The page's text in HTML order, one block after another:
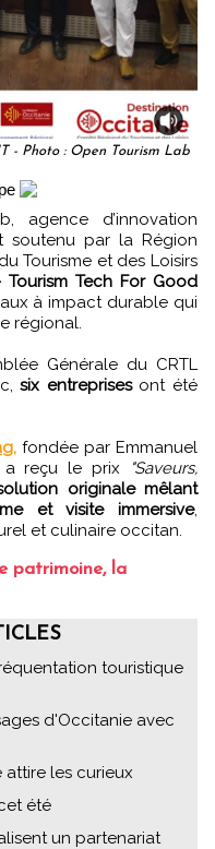
- Photo : Open Tourism Lab
soutenu par la Région
Tourisme et des Loisirs
Tourism Tech For Good
à impact durable qui
régional.
Générale du CRTL
six entreprisesont été
fondée par Emmanuel
a reçu le prix
"Saveurs,
originale mêlant
et visite immersive,
et culinaire occitan.
patrimoine, la
touristique
d'Occitanie avec
attire les curieux
été
un partenariat